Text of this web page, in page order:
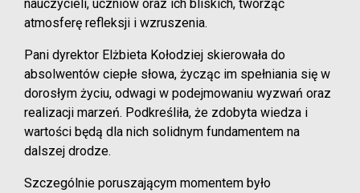
nauczycieli, uczniów oraz ich bliskich, tworząc
atmosferę refleksji i wzruszenia.
Pani dyrektor Elżbieta Kołodziej skierowała do
absolwentów ciepłe słowa, życząc im spełniania się w
dorosłym życiu, odwagi w podejmowaniu wyzwań oraz
realizacji marzeń. Podkreśliła, że zdobyta wiedza i
wartości będą dla nich solidnym fundamentem na
dalszej drodze.
Szczególnie poruszającym momentem było